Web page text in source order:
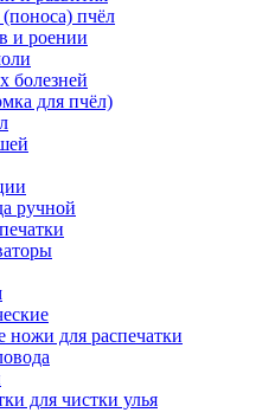
пчёл
и роении
болезней
для пчёл)
ручной
ножи для распечатки
для чистки улья